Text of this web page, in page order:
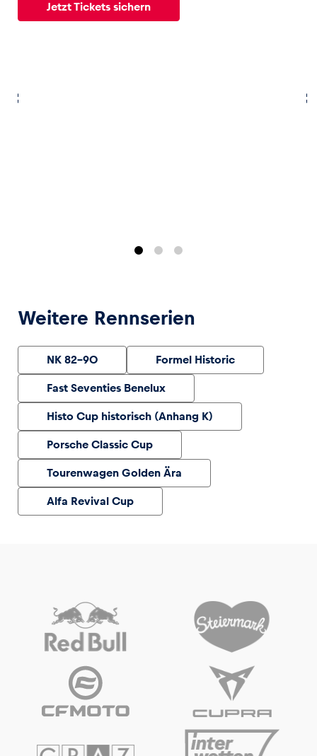
Jetzt Tickets sichern
Weitere Rennserien
NK 82-90 Formel Historic
Fast Seventies Benelux
Histo Cup historisch (Anhang K)
Porsche Classic Cup
Tourenwagen Golden Ära
Alfa Revival Cup